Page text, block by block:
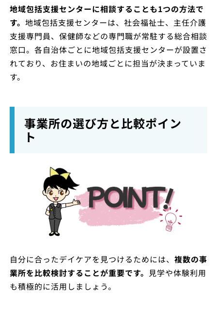
地域包括支援センターに相談することも1つの方法で
す。 地域包括支援センターは、社会福祉士、主任介護
支援専門員、保健師などの専門職が常駐する総合相談
窓口。各自治体ごとに地域包括支援センターが設置さ
れており、お住まいの地域ごとに担当が決まっていま
す。
事業所の選び方と比較ポイン
ト
自分に合ったデイケアを見つけるためには、 複数の事
業所を比較検討することが重要です。 見学や体験利用
も積極的に活用しましょう。